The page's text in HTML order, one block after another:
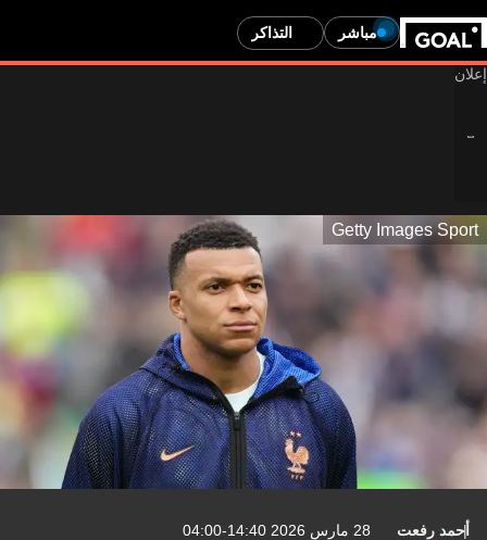
ساعدنا في التحقق من عمرك من خلال تقديم إجابة صادقة. يحتوي هذا
الموقع على إعلانات للمقامرة لـ 24+.
عرض إعلانات المراهنات
نعم، عمري 24 أو أكثر
لا، أنا أصغر من 24
محتوى مخصص للبالغين فقط
عمرك لا يسمح لك بمشاهدة محتوى المراهنات. سيتم إعادة توجيهك
إلى الصفحة الرئيسية.
انتقل إلى الصفحة الرئيسية
مباشر التذاكر
Getty Images Sport
أحمد رفعت 28 مارس 2026 14:40-04:00